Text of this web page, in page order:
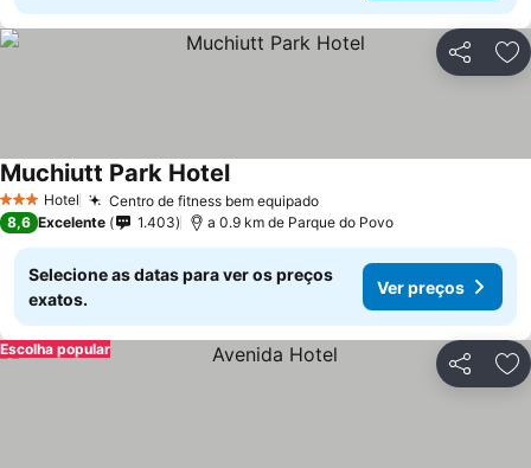
Partilhar
3 EstrelasHotel Centro de fitness bem equipado
Muchiutt Park Hotel
8,6 Excelente 1.403 a 0.9 km de Parque do Povo
Selecione as datas para ver os preços
exatos.
Ver preços
Partilhar
Escolha popular